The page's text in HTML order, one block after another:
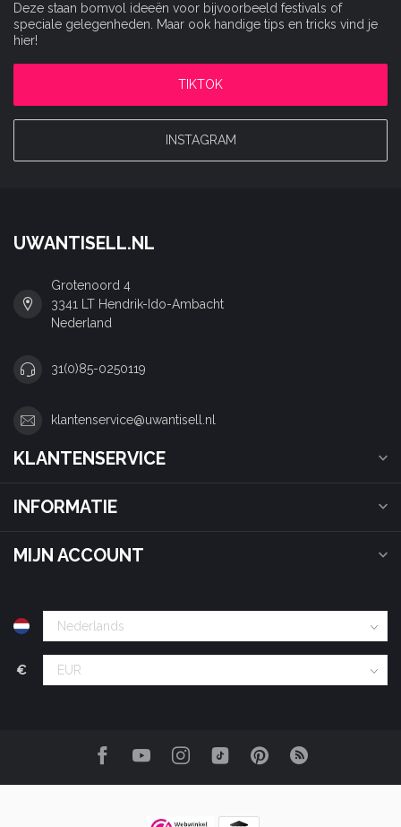
Deze staan bomvol ideeën voor bijvoorbeeld festivals of
speciale gelegenheden. Maar ook handige tips en tricks vind je
hier!
TIKTOK
INSTAGRAM
UWANTISELL.NL
Grotenoord 4
3341 LT Hendrik-Ido-Ambacht
Nederland
31(0)85-0250119
klantenservice@uwantisell.nl
KLANTENSERVICE
INFORMATIE
MIJN ACCOUNT
€